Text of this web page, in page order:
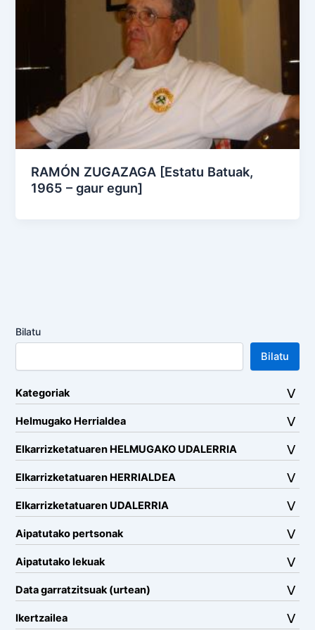
RAMÓN ZUGAZAGA [Estatu Batuak,
1965 – gaur egun]
Bilatu
Bilatu
Kategoriak
Helmugako Herrialdea
Elkarrizketatuaren HELMUGAKO UDALERRIA
Elkarrizketatuaren HERRIALDEA
Elkarrizketatuaren UDALERRIA
Aipatutako pertsonak
Aipatutako lekuak
Data garratzitsuak (urtean)
Ikertzailea